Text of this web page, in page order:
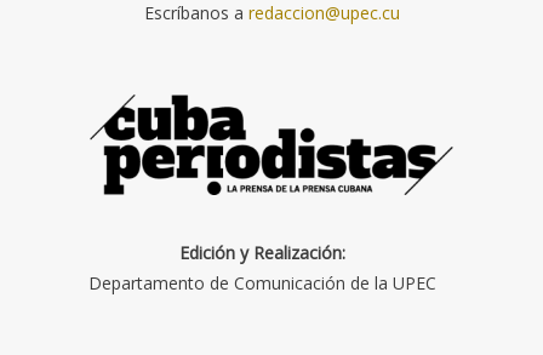
Escríbanos a redaccion@upec.cu
Edición y Realización:
Departamento de Comunicación de la UPEC